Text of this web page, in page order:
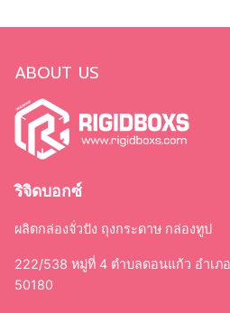
ABOUT US
ริจิดบอกซ์
ผลิตกล่องจั่วปัง ถุงกระดาษ กล่องทูป
222/538 หมู่ที่ 4 ตำบลดอนแก้ว อำเภ
50180